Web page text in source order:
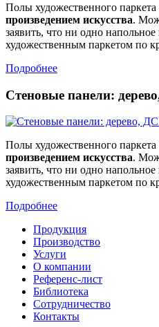
Полы художественного
произведением искусства.
заявить, что ни одно
художественным паркетом по
Подробнее
Стеновые панели:
Полы художественного
произведением искусства.
заявить, что ни одно
художественным паркетом по
Подробнее
Продукция
Производство
Услуги
О компании
Референс-лист
Библиотека
Сотрудничество
Контакты